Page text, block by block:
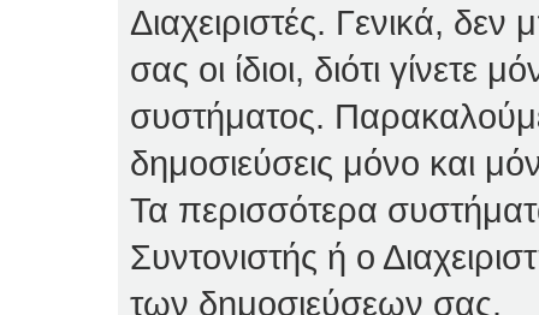
Διαχειριστές. Γενικά,
σας οι ίδιοι, διότι γίνετε
συστήματος.
δημοσιεύσεις μόνο και
Τα περισσότερα
Συντονιστής ή ο
των δημοσιεύσεων σας.